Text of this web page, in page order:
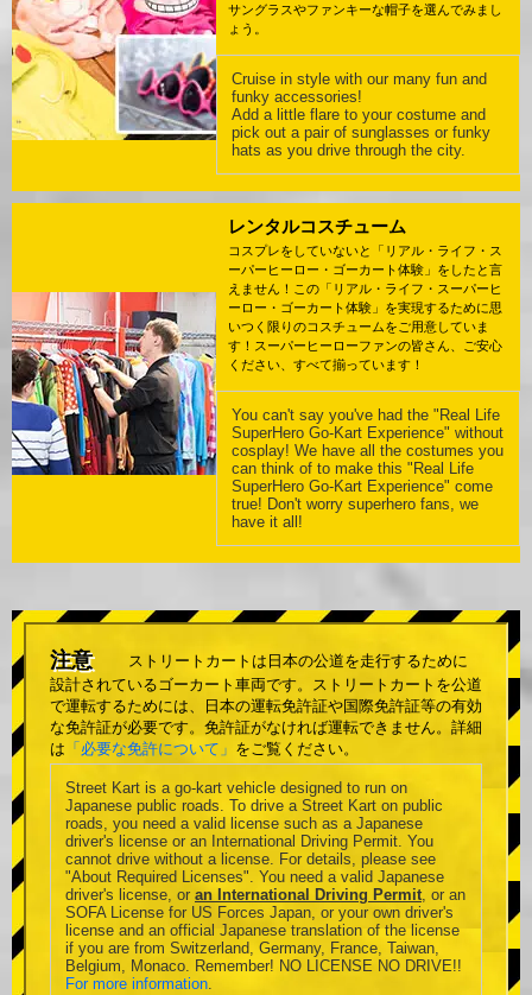
サングラスやファンキーな帽子を選んでみまし
ょう。
Cruise in style with our many fun and
funky accessories!
Add a little flare to your costume and
pick out a pair of sunglasses or funky
hats as you drive through the city.
レンタルコスチューム
コスプレをしていないと「リアル・ライフ・ス
ーパーヒーロー・ゴーカート体験」をしたと言
えません！この「リアル・ライフ・スーパーヒ
ーロー・ゴーカート体験」を実現するために思
いつく限りのコスチュームをご用意していま
す！スーパーヒーローファンの皆さん、ご安心
ください、すべて揃っています！
You can't say you've had the "Real Life
SuperHero Go-Kart Experience" without
cosplay! We have all the costumes you
can think of to make this "Real Life
SuperHero Go-Kart Experience" come
true! Don't worry superhero fans, we
have it all!
注意
ストリートカートは日本の公道を走行するために
設計されているゴーカート車両です。ストリートカートを公道
で運転するためには、日本の運転免許証や国際免許証等の有効
な免許証が必要です。免許証がなければ運転できません。詳細
は 「必要な免許について」 をご覧ください。
Street Kart is a go-kart vehicle designed to run on
Japanese public roads. To drive a Street Kart on public
roads, you need a valid license such as a Japanese
driver's license or an International Driving Permit. You
cannot drive without a license. For details, please see
"About Required Licenses". You need a valid Japanese
driver's license, or an International Driving Permit, or an
SOFA License for US Forces Japan, or your own driver's
license and an official Japanese translation of the license
if you are from Switzerland, Germany, France, Taiwan,
Belgium, Monaco. Remember! NO LICENSE NO DRIVE!!
For more information.